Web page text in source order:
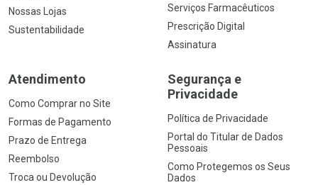
Nossas Lojas
Sustentabilidade
Serviços Farmacêuticos
Prescrição Digital
Assinatura
Atendimento
Como Comprar no Site
Formas de Pagamento
Prazo de Entrega
Reembolso
Troca ou Devolução
Segurança e
Privacidade
Política de Privacidade
Portal do Titular de Dados
Pessoais
Como Protegemos os Seus
Dados